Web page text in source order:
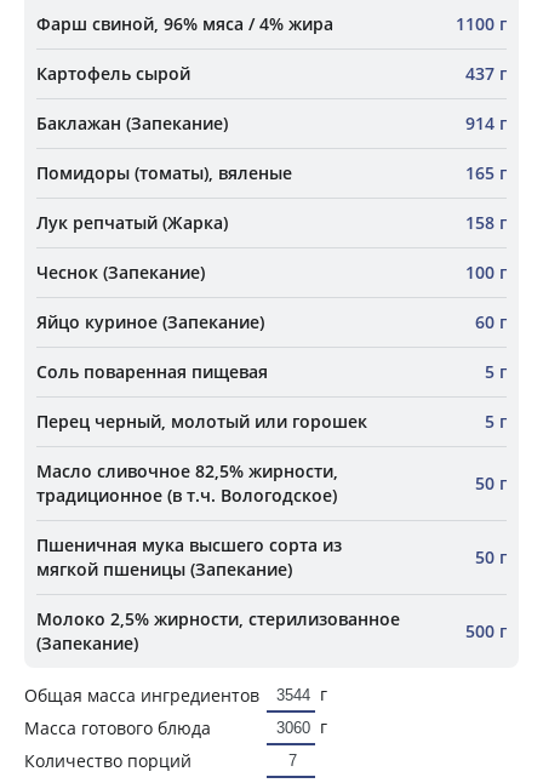
Фарш свиной, 96% мяса / 4% жира 1100 г
Картофель сырой 437 г
Баклажан (Запекание) 914 г
Помидоры (томаты), вяленые 165 г
Лук репчатый (Жарка) 158 г
Чеснок (Запекание) 100 г
Яйцо куриное (Запекание) 60 г
Соль поваренная пищевая 5 г
Перец черный, молотый или горошек 5 г
Масло сливочное 82,5% жирности,
традиционное (в т.ч. Вологодское)
50 г
Пшеничная мука высшего сорта из
мягкой пшеницы (Запекание)
50 г
Молоко 2,5% жирности, стерилизованное
(Запекание)
500 г
Общая масса ингредиентов
г
Масса готового блюда
г
Количество порций